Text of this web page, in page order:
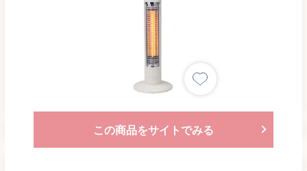
この商品をサイトでみる